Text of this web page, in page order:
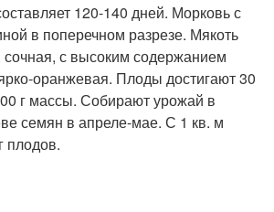
120-140 дней. Морковь с
в поперечном разрезе. Мякоть
сочная, с высоким содержанием
оранжевая. Плоды достигают 30
г массы. Собирают урожай в
семян в апреле-мае. С 1 кв. м
плодов.